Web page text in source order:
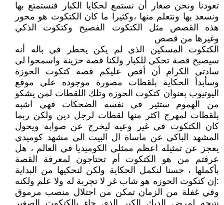
تعودنا ونحن صغار أن نستمع لحكايا الكبار فنستمتع بها
ونسعد بها ونتعلم منها ،وكثيرا ما كان الكتكوت هو محور
هذه القصص مثل الكتكوت الفصيح وكتكوت الذكي
وغيرها من قصص
الكتكوت المسكين الذي لم يكن يخطر في باله أنه
سيصبح قصة تحكي للكبار ولكنا قصة حزينة واسمحوا لي
سادتي الكرام أن أقص عليكم قصة كتكوت الحوزة
وسأبدأ الحكاية بلقطات مصورة موجوده علي موقع
اليوتيوب بعنوان كتكوت الحوزه وتلك اللقطات لمن يشكو
من الهموم ستثير في نفسه الضحكات فهي اشبه
بلقطات لمهرج اكثر منها لقطات لرجل دين ولكن ربما
كان الكتكوت في غير وعيه ليخرج عن صوابه ويحول
المشهد الباكي عن ماساة ال البيت الي مشهد كوميدي
يعجز عن تمثيله اعظم ممثلي الكوميديا في العالم ، هل
عرفتم من هو الكتكوت أم تحتاجون لمعرفة القصة
بأكملها ، حسنا لنكمل الحكاية ولكن لنحكيها من البداية
:إن كتكوت الحوزه هو شاب غر لا تجربة له ولا علم ولكنه
وفي غفلة من الزمان تمكن من احتلال منصب مرموق